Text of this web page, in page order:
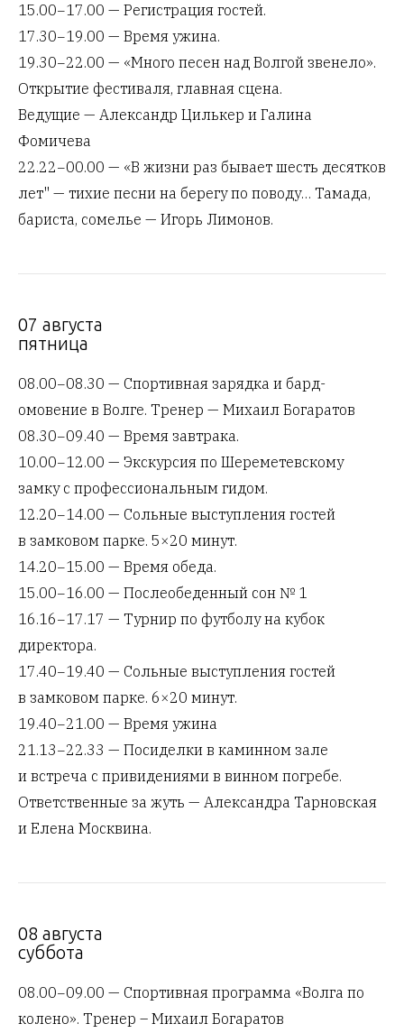
15.00−17.00 — Регистрация гостей.
17.30−19.00 — Время ужина.
19.30−22.00 — «Много песен над Волгой звенело».
Открытие фестиваля, главная сцена.
Ведущие — Александр Цилькер и Галина
Фомичева
22.22−00.00 — «В жизни раз бывает шесть десятков
лет" — тихие песни на берегу по поводу… Тамада,
бариста, сомелье — Игорь Лимонов.
07 августа
пятница
08.00−08.30 — Спортивная зарядка и бард-
омовение в Волге. Тренер — Михаил Богаратов
08.30−09.40 — Время завтрака.
10.00−12.00 — Экскурсия по Шереметевскому
замку с профессиональным гидом.
12.20−14.00 — Сольные выступления гостей
в замковом парке. 5×20 минут.
14.20−15.00 — Время обеда.
15.00−16.00 — Послеобеденный сон № 1
16.16−17.17 — Турнир по футболу на кубок
директора.
17.40−19.40 — Сольные выступления гостей
в замковом парке. 6×20 минут.
19.40−21.00 — Время ужина
21.13−22.33 — Посиделки в каминном зале
и встреча с привидениями в винном погребе.
Ответственные за жуть — Александра Тарновская
и Елена Москвина.
08 августа
суббота
08.00−09.00 — Спортивная программа «Волга по
колено». Тренер – Михаил Богаратов